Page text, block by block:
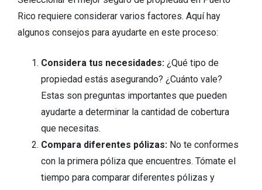
Rico requiere considerar varios factores. Aquí hay
algunos consejos para ayudarte en este proceso:
Considera tus necesidades: ¿Qué tipo de
propiedad estás asegurando? ¿Cuánto vale?
Estas son preguntas importantes que pueden
ayudarte a determinar la cantidad de cobertura
que necesitas.
Compara diferentes pólizas: No te conformes
con la primera póliza que encuentres. Tómate el
tiempo para comparar diferentes pólizas y